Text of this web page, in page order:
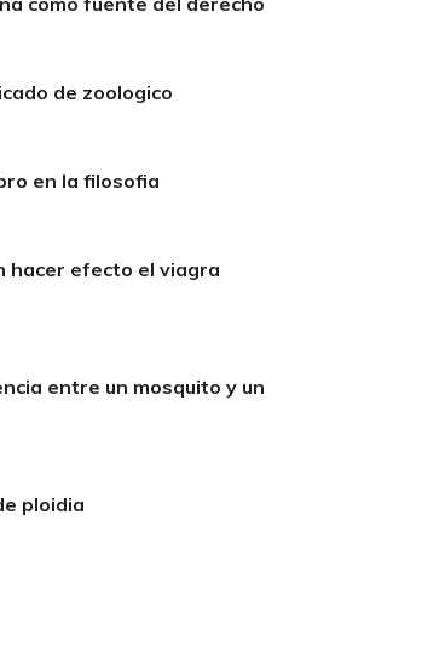
de zoologico
en la filosofia
hacer efecto el viagra
entre un mosquito y un
ploidia